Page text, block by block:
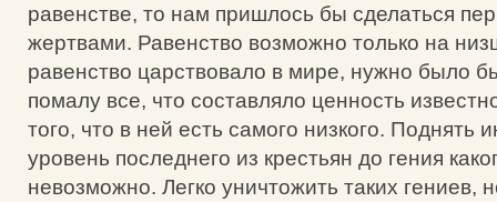
равенстве, то нам пришлось бы сделаться
жертвами. Равенство возможно только на
равенство царствовало в мире, нужно было
помалу все, что составляло ценность
того, что в ней есть самого низкого. Поднять
уровень последнего из крестьян до гения
невозможно. Легко уничтожить таких гениев,